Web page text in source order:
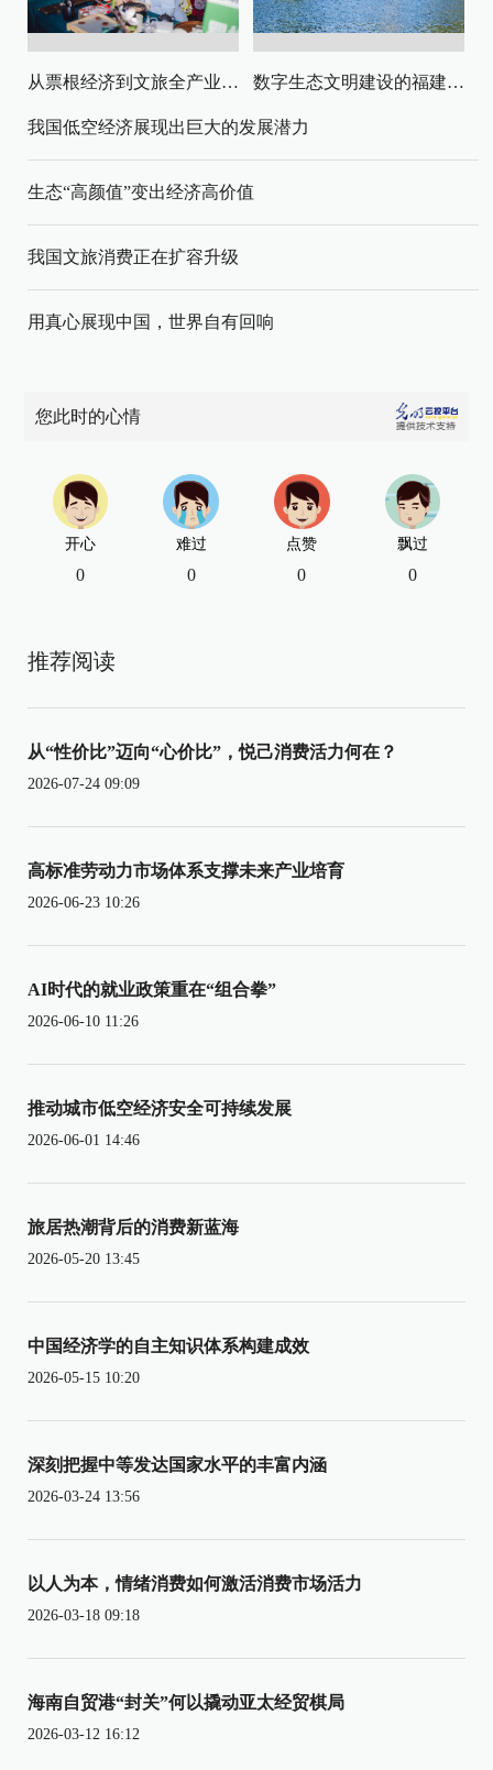
从票根经济到文旅全产业链升级 数字生态文明建设的福建路径与启示
我国低空经济展现出巨大的发展潜力
生态“高颜值”变出经济高价值
我国文旅消费正在扩容升级
用真心展现中国，世界自有回响
您此时的心情
开心
0
难过
0
点赞
0
飘过
0
推荐阅读
从“性价比”迈向“心价比”，悦己消费活力何在？
2026-07-24 09:09
高标准劳动力市场体系支撑未来产业培育
2026-06-23 10:26
AI时代的就业政策重在“组合拳”
2026-06-10 11:26
推动城市低空经济安全可持续发展
2026-06-01 14:46
旅居热潮背后的消费新蓝海
2026-05-20 13:45
中国经济学的自主知识体系构建成效
2026-05-15 10:20
深刻把握中等发达国家水平的丰富内涵
2026-03-24 13:56
以人为本，情绪消费如何激活消费市场活力
2026-03-18 09:18
海南自贸港“封关”何以撬动亚太经贸棋局
2026-03-12 16:12